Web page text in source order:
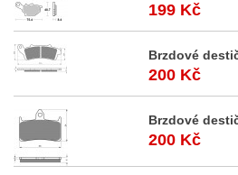
199 Kč
Brzdové
200 Kč
Brzdové
200 Kč